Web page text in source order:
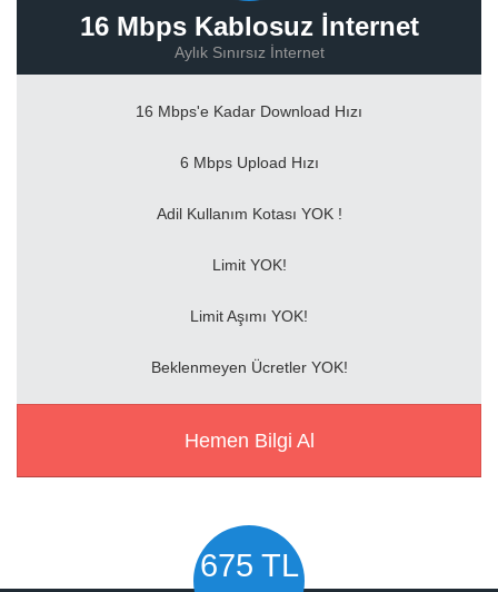
16 Mbps Kablosuz İnternet
Aylık Sınırsız İnternet
16 Mbps'e Kadar Download Hızı
6 Mbps Upload Hızı
Adil Kullanım Kotası YOK !
Limit YOK!
Limit Aşımı YOK!
Beklenmeyen Ücretler YOK!
Hemen Bilgi Al
675 TL